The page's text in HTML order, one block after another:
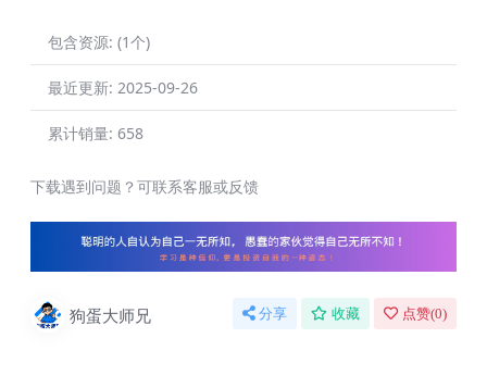
包含资源: (1个)
最近更新: 2025-09-26
累计销量: 658
下载遇到问题？可联系客服或反馈
狗蛋大师兄 分享 收藏 点赞(0)